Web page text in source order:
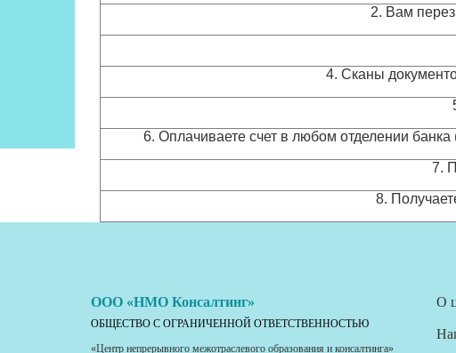
2. Вам
4. Сканы
6. Оплачиваете счет в любом отделении
7.
8.
ООО «НМО Консалтинг»
ОБЩЕСТВО С ОГРАНИЧЕННОЙ ОТВЕТСТВЕННОСТЬЮ
«Центр непрерывного межотраслевого образования и консалтинга»
О